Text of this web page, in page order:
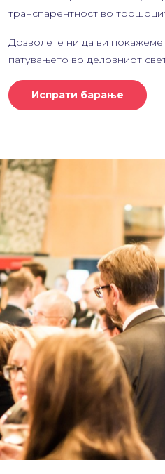
транспарентност во
Дозволете ни да ви
патувањето во деловниот
Испрати барање